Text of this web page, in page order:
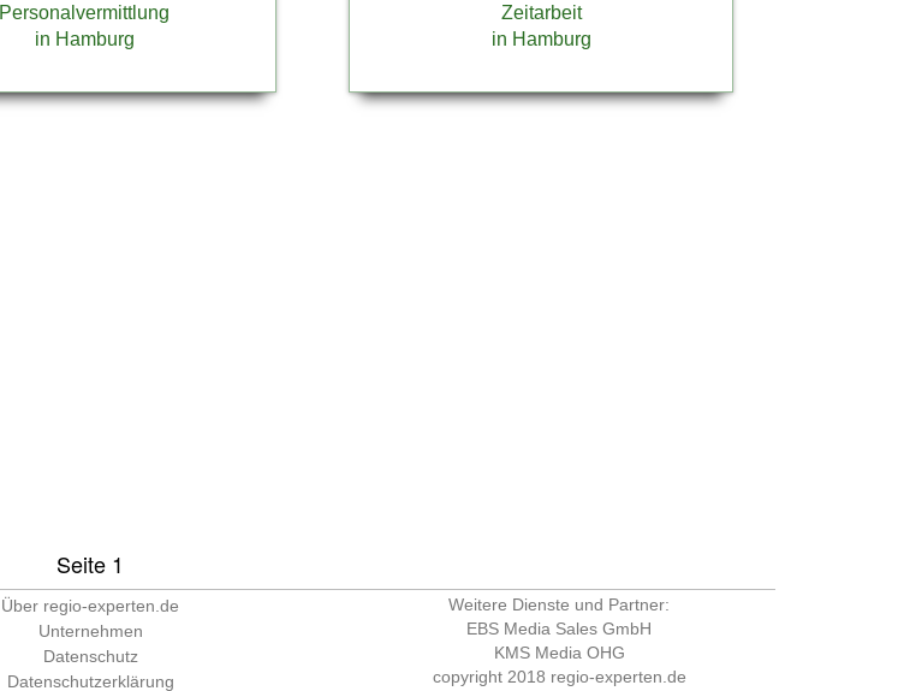
Personalvermittlung
in Hamburg
Zeitarbeit
in Hamburg
Seite 1
Über regio-experten.de
Unternehmen
Datenschutz
Datenschutzerklärung
Weitere Dienste und Partner:
EBS Media Sales GmbH
KMS Media OHG
copyright 2018 regio-experten.de